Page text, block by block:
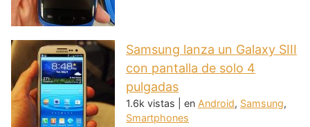
Samsung lanza un Galaxy SIII
con pantalla de solo 4
pulgadas
1.6k vistas en Android, Samsung,
Smartphones